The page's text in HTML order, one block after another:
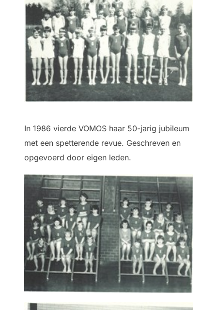
In 1986 vierde VOMOS haar 50-jarig jubileum
met een spetterende revue. Geschreven en
opgevoerd door eigen leden.